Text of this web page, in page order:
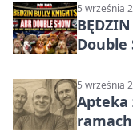
5 września
Double
5 września
Apteka